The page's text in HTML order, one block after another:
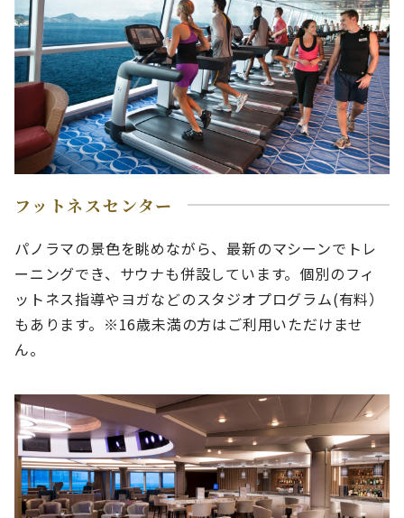
フットネスセンター
パノラマの景色を眺めながら、最新のマシーンでトレ
ーニングでき、サウナも併設しています。個別のフィ
ットネス指導やヨガなどのスタジオプログラム(有料）
もあります。※16歳未満の方はご利用いただけませ
ん。